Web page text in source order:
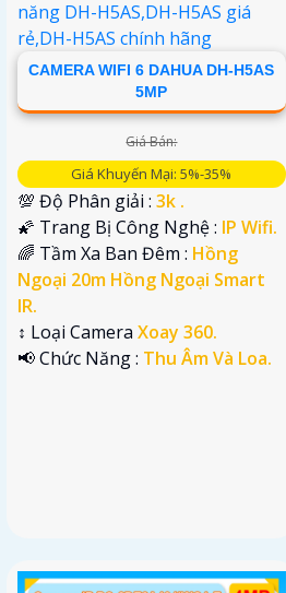
CAMERA WIFI 6 DAHUA DH-H5AS
5MP
Giá Bán:
Giá Khuyến Mại: 5%-35%
💯 Độ Phân giải : 3k .
🌠 Trang Bị Công Nghệ : IP Wifi.
🌈 Tầm Xa Ban Đêm : Hồng
Ngoại 20m Hồng Ngoại Smart
IR.
↕️ Loại Camera Xoay 360.
️📢 Chức Năng : Thu Âm Và Loa.